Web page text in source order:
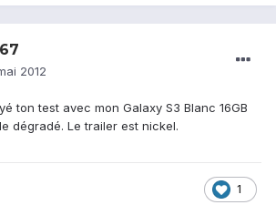
2012
ton test avec mon Galaxy S3 Blanc 16GB
dégradé. Le trailer est nickel.
1